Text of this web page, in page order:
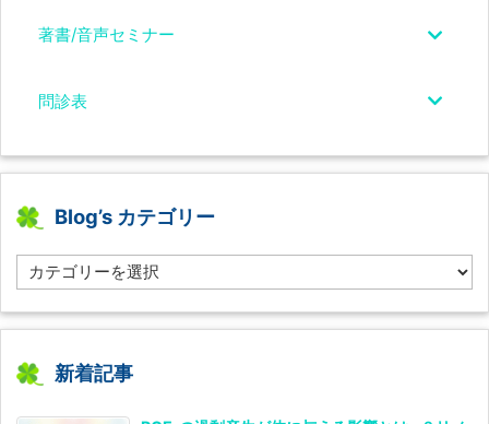
著書/音声セミナー
問診表
Blog’s カテゴリー
l
g’s
テ
リ
新着記事